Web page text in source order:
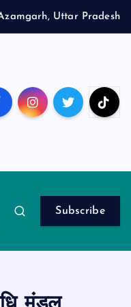
Uttar Pradesh
Subscribe